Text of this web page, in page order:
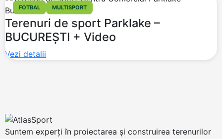
FOTBAL MULTISPORT
Terenuri de sport Parklake –
BUCUREȘTI + Video
Vezi detalii
Suntem experți în proiectarea și construirea terenurilor